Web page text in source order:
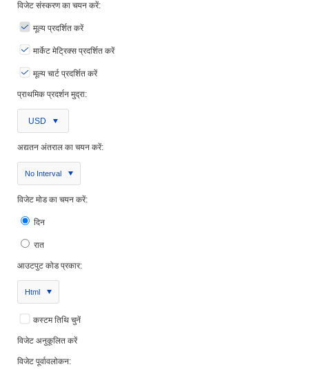
विजेट संस्करण का चयन करें:
मूल्य प्रदर्शित करें
मार्केट मेट्रिक्स प्रदर्शित करें
मूल्य चार्ट प्रदर्शित करें
प्राथमिक प्रदर्शन मुद्रा:
USD
अद्यतन अंतराल का चयन करें:
No Interval
विजेट मोड का चयन करें:
दिन
रात
आउटपुट कोड प्रकार:
Html
कस्टम तिथि चुनें
विजेट अनुकूलित करें
विजेट पूर्वावलोकन: